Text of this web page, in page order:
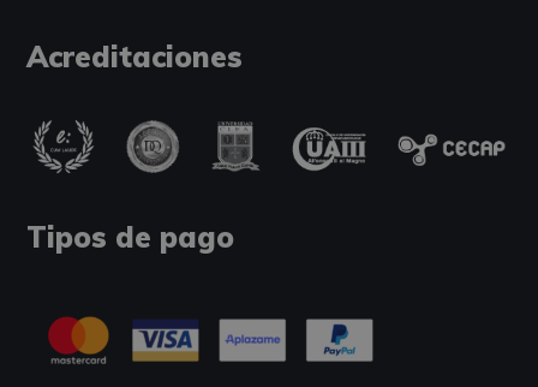
Acreditaciones
Tipos de pago